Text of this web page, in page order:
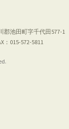
郡池田町字千代田577-1
：015-572-5811